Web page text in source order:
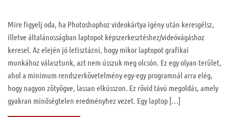
Mire figyelj oda, ha Photoshophoz videokártya igény után keresgélsz,
illetve általánosságban laptopot képszerkesztéshez/videóvágáshoz
keresel. Az elején jó letisztázni, hogy mikor laptopot grafikai
munkához választunk, azt nem ússzuk meg olcsón. Ez egy olyan terület,
ahol a minimum rendszerkövetelmény egy-egy programnál arra elég,
hogy nagyon zötyögve, lassan elkússzon. Ez rövid távú megoldás, amely
gyakran minőségtelen eredményhez vezet. Egy laptop […]